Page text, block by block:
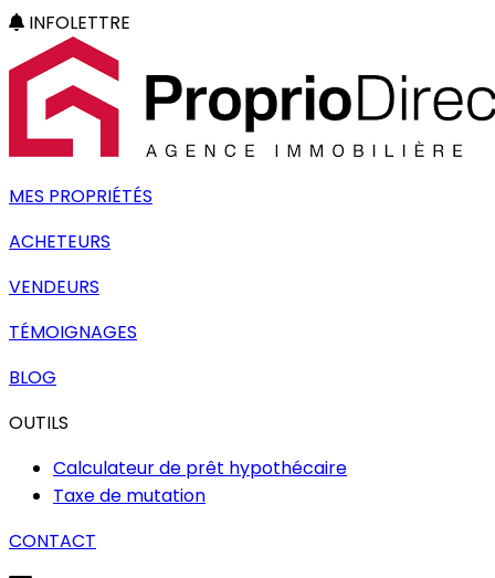
INFOLETTRE
MES PROPRIÉTÉS
ACHETEURS
VENDEURS
TÉMOIGNAGES
BLOG
OUTILS
Calculateur de prêt hypothécaire
Taxe de mutation
CONTACT